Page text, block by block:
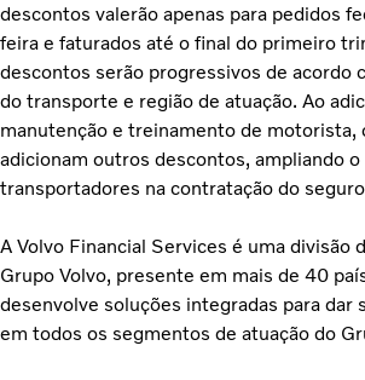
descontos valerão apenas para pedidos
feira e faturados até o final do primeiro
descontos serão progressivos de acordo
do transporte e região de atuação. Ao
manutenção e treinamento de motorista,
adicionam outros descontos, ampliando
transportadores na contratação do
A Volvo Financial Services é uma divisão
Grupo Volvo, presente em mais de 40
desenvolve soluções integradas para dar
em todos os segmentos de atuação do